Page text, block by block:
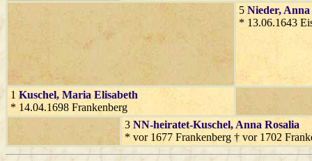
5 Nieder, Anna
* 13.06.1643
1 Kuschel, Maria Elisabeth
* 14.04.1698 Frankenberg
3 NN-heiratet-Kuschel, Anna Rosalia
* vor 1677 Frankenberg † vor 1702